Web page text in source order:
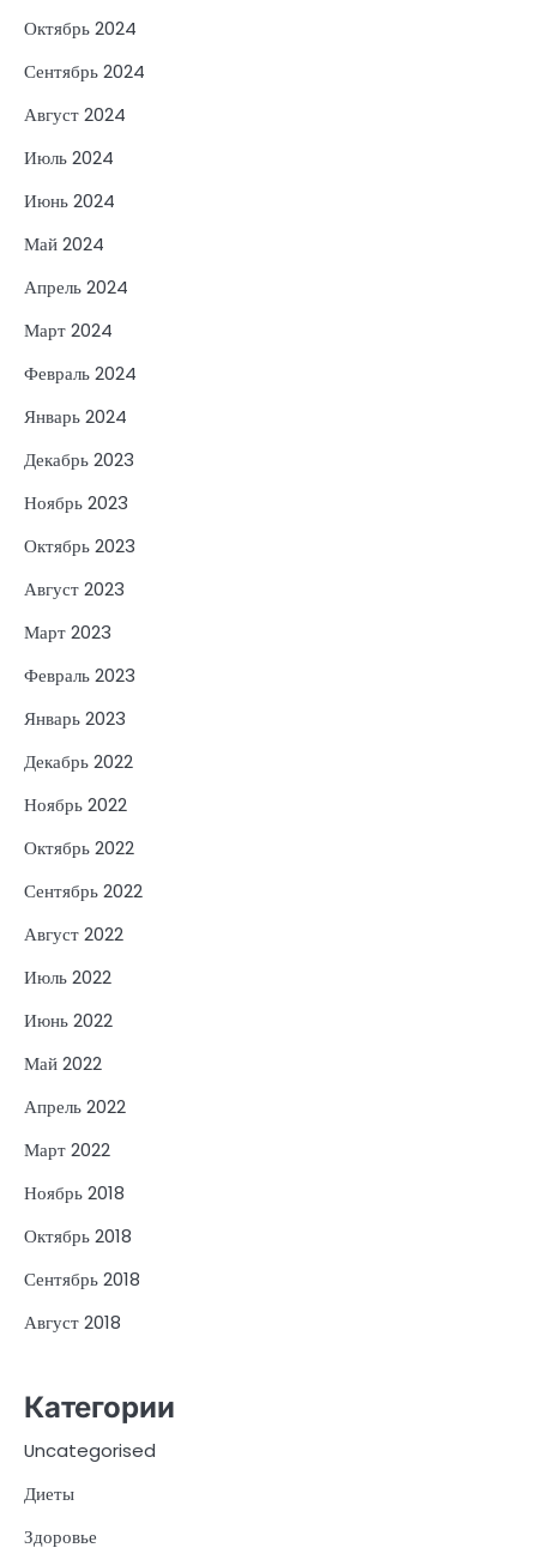
Октябрь 2024
Сентябрь 2024
Август 2024
Июль 2024
Июнь 2024
Май 2024
Апрель 2024
Март 2024
Февраль 2024
Январь 2024
Декабрь 2023
Ноябрь 2023
Октябрь 2023
Август 2023
Март 2023
Февраль 2023
Январь 2023
Декабрь 2022
Ноябрь 2022
Октябрь 2022
Сентябрь 2022
Август 2022
Июль 2022
Июнь 2022
Май 2022
Апрель 2022
Март 2022
Ноябрь 2018
Октябрь 2018
Сентябрь 2018
Август 2018
Категории
Uncategorised
Диеты
Здоровье